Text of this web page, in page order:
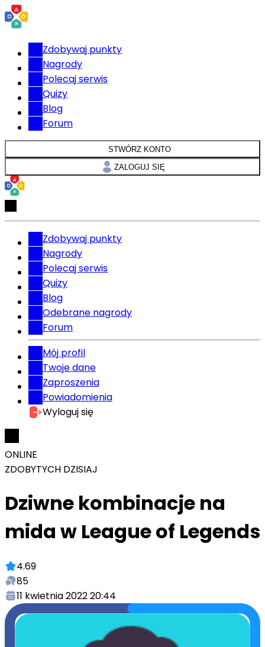
Zdobywaj punkty
Nagrody
Polecaj serwis
Quizy
Blog
Forum
STWÓRZ KONTO
ZALOGUJ SIĘ
Zdobywaj punkty
Nagrody
Polecaj serwis
Quizy
Blog
Odebrane nagrody
Forum
Mój profil
Twoje dane
Zaproszenia
Powiadomienia
Wyloguj się
ONLINE
ZDOBYTYCH DZISIAJ
Dziwne kombinacje na
mida w League of Legends
4.69
85
11 kwietnia 2022 20:44